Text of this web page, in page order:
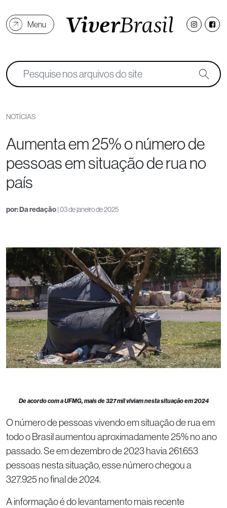
Menu
NOTÍCIAS
Aumenta em 25% o número de
pessoas em situação de rua no
país
por:Da redação| 03 de janeiro de 2025
De acordo com a UFMG, mais de 327 mil viviam nesta situação em 2024
O número de pessoas vivendo em situação de rua em
todo o Brasil aumentou aproximadamente 25% no ano
passado. Se em dezembro de 2023 havia 261.653
pessoas nesta situação, esse número chegou a
327.925 no final de 2024.
A informação é do levantamento mais recente